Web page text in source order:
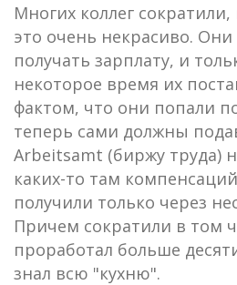
Многих коллег
это очень некрасиво.
получать зарплату, и
некоторое время их
фактом, что они попали
теперь сами должны
Arbeitsamt (биржу труда)
каких-то там
получили только через
Причем сократили в том
проработал больше
знал всю "кухню".